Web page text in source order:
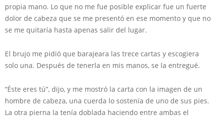
propia mano. Lo que no me fue posible explicar fue un fuerte
dolor de cabeza que se me presentó en ese momento y que no
se me quitaría hasta apenas salir del lugar.
El brujo me pidió que barajeara las trece cartas y escogiera
solo una. Después de tenerla en mis manos, se la entregué.
“Éste eres tú”, dijo, y me mostró la carta con la imagen de un
hombre de cabeza, una cuerda lo sostenía de uno de sus pies.
La otra pierna la tenía doblada haciendo entre ambas el